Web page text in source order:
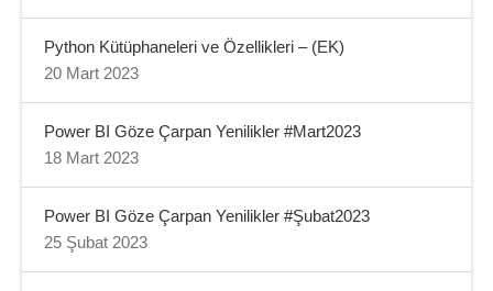
Python Kütüphaneleri ve Özellikleri – (EK)
20 Mart 2023
Power BI Göze Çarpan Yenilikler #Mart2023
18 Mart 2023
Power BI Göze Çarpan Yenilikler #Şubat2023
25 Şubat 2023